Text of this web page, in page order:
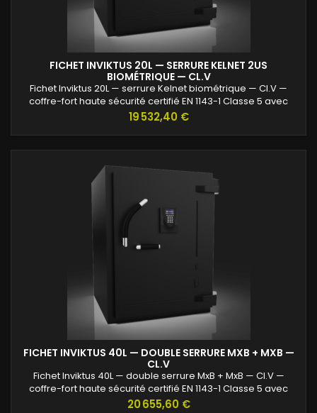
FICHET INVIKTUS 20L — SERRURE KELNET 2US
BIOMÉTRIQUE — CL.V
Fichet Inviktus 20L — serrure Kelnet biométrique — Cl.V —
coffre-fort haute sécurité certifié EN 1143-1 Classe 5 avec
protection renforcée contre l’effraction et valeurs assurables
Prix
19 532,40 €
FICHET INVIKTUS 40L — DOUBLE SERRURE MXB + MXB —
CL.V
Fichet Inviktus 40L — double serrure MxB + MxB — Cl.V —
coffre-fort haute sécurité certifié EN 1143-1 Classe 5 avec
protection renforcée contre l’effraction et valeurs assurables
Prix
20 655,60 €